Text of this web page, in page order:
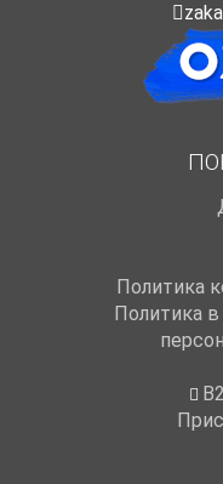
Политика
Политика